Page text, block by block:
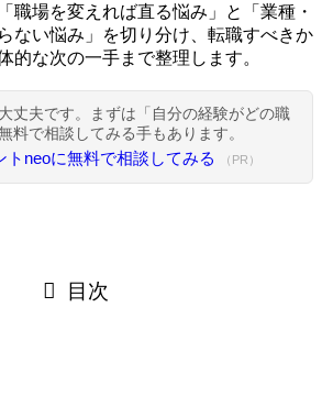
職場を変えれば直る悩み」と「業種・
ない悩み」を切り分け、転職すべきか
的な次の一手まで整理します。
丈夫です。まずは「自分の経験がどの職
料で相談してみる手もあります。
トneoに無料で相談してみる （PR）
目次